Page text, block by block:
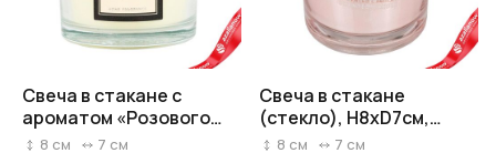
Свеча в стакане с
ароматом «Розового
пиона» (20 часов,
8 см 7 см
Свеча в стакане
(стекло), H8xD7см,
розовый
8 см 7 см